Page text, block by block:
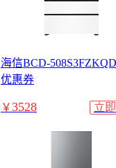
海信BCD-
优惠券
￥3528 立